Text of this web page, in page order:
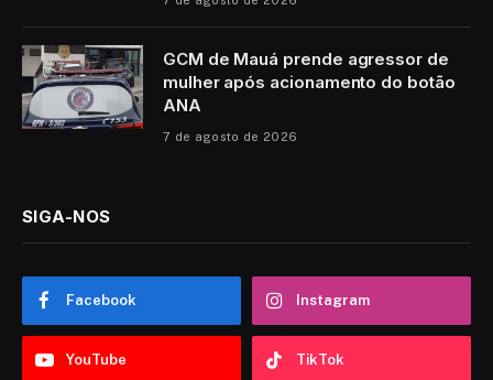
GCM de Mauá prende agressor de
mulher após acionamento do botão
ANA
7 de agosto de 2026
SIGA-NOS
Facebook Instagram
YouTube TikTok